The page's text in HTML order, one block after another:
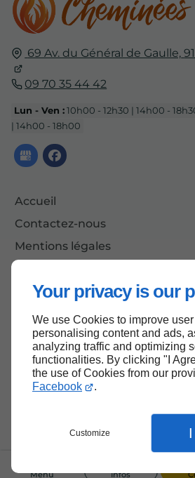
Your privacy is our
We use Cookies to improve
personalising content and ads,
analyzing traffic and optimizing
functionalities. By clicking "I
the use of Cookies from our
Facebook
.
Customize
Menu Infos
69 Av. du Général de Gaulle,
09 70 35 44 42
Lun - Ven :10h00 - 12h30 | 14h00 -
| 14h00 - 18h00
Accueil
Contactez-nous
Mentions légales
Haut de